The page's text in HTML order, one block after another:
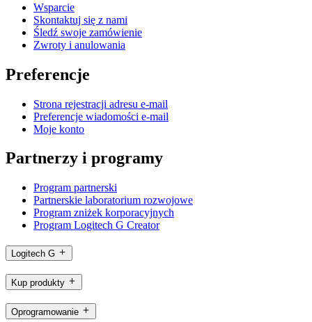
Wsparcie
Skontaktuj się z nami
Śledź swoje zamówienie
Zwroty i anulowania
Preferencje
Strona rejestracji adresu e-mail
Preferencje wiadomości e-mail
Moje konto
Partnerzy i programy
Program partnerski
Partnerskie laboratorium rozwojowe
Program zniżek korporacyjnych
Program Logitech G Creator
Logitech G
Kup produkty
Oprogramowanie